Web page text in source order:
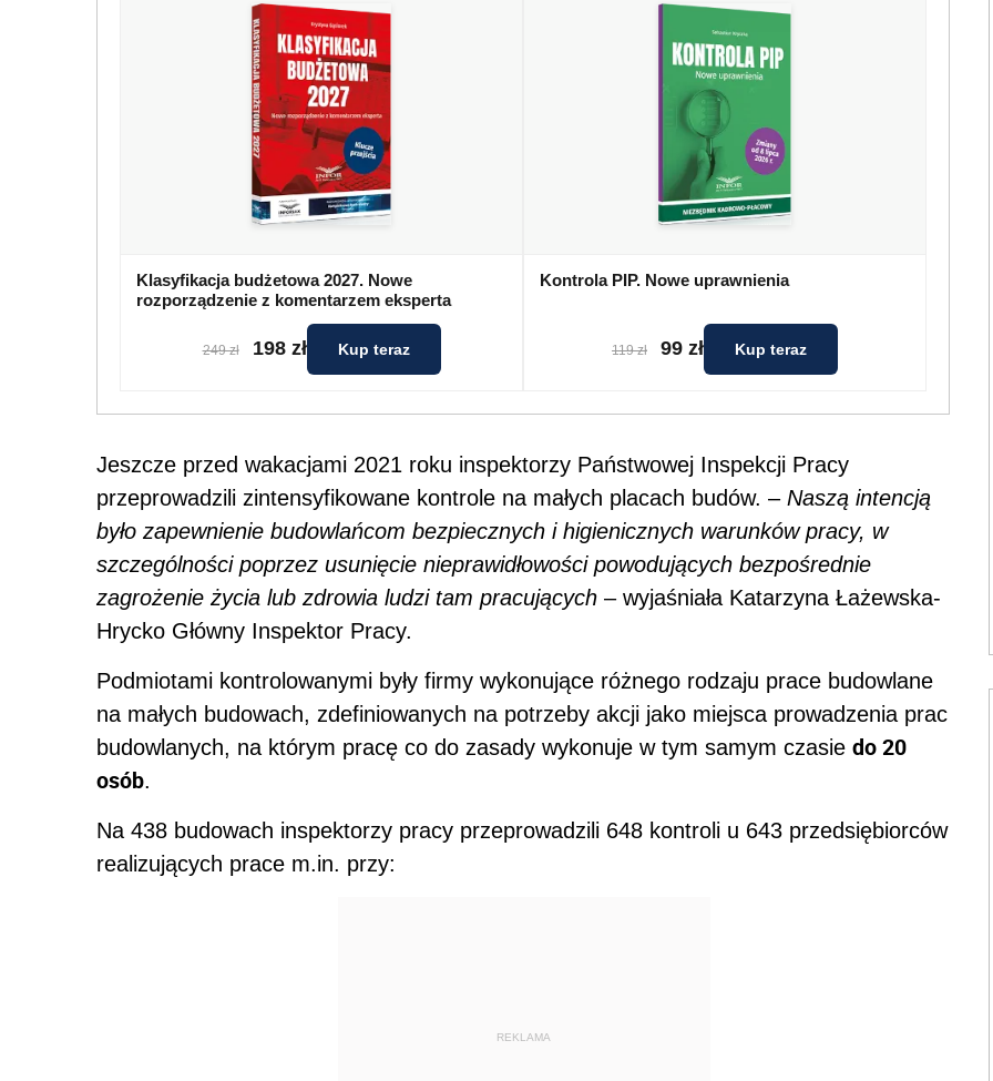
Klasyfikacja budżetowa 2027. Nowe
rozporządzenie z komentarzem eksperta
249 zł 198 zł Kup teraz
Kontrola PIP. Nowe uprawnienia
119 zł 99 zł Kup teraz
Jeszcze przed wakacjami 2021 roku inspektorzy Państwowej Inspekcji Pracy
przeprowadzili zintensyfikowane kontrole na małych placach budów. – Naszą intencją
było zapewnienie budowlańcom bezpiecznych i higienicznych warunków pracy, w
szczególności poprzez usunięcie nieprawidłowości powodujących bezpośrednie
zagrożenie życia lub zdrowia ludzi tam pracujących – wyjaśniała Katarzyna Łażewska-
Hrycko Główny Inspektor Pracy.
Podmiotami kontrolowanymi były firmy wykonujące różnego rodzaju prace budowlane
na małych budowach, zdefiniowanych na potrzeby akcji jako miejsca prowadzenia prac
budowlanych, na którym pracę co do zasady wykonuje w tym samym czasie do 20
osób.
Na 438 budowach inspektorzy pracy przeprowadzili 648 kontroli u 643 przedsiębiorców
realizujących prace m.in. przy:
REKLAMA